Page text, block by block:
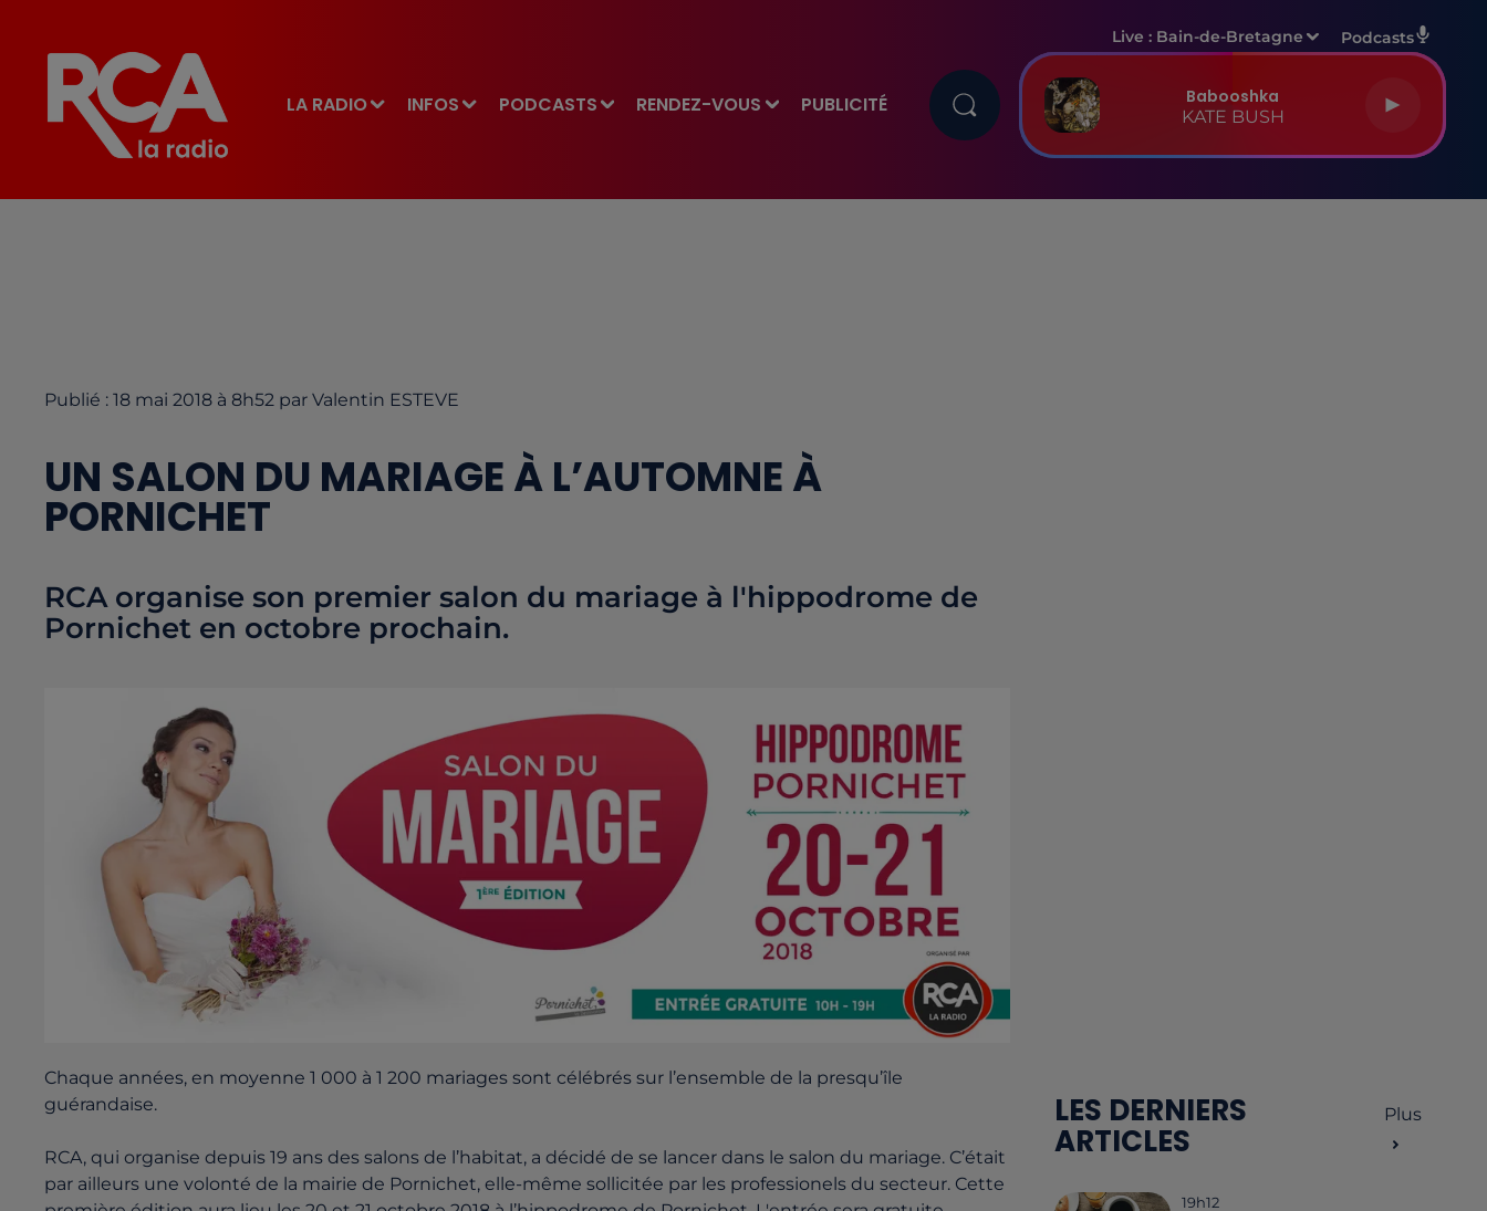
LA RADIO INFOS PODCASTS RENDEZ-VOUS PUBLICITÉ
Live : Bain-de-Bretagne Podcasts
Babooshka
KATE BUSH
Publié : 18 mai 2018 à 8h52 par Valentin ESTEVE
UN SALON DU MARIAGE À L’AUTOMNE À
PORNICHET
RCA organise son premier salon du mariage à l'hippodrome de
Pornichet en octobre prochain.
Chaque années, en moyenne 1 000 à 1 200 mariages sont célébrés sur l’ensemble de la presqu’île
guérandaise.
RCA, qui organise depuis 19 ans des salons de l’habitat, a décidé de se lancer dans le salon du mariage. C’était
par ailleurs une volonté de la mairie de Pornichet, elle-même sollicitée par les professionels du secteur. Cette
LES DERNIERS
ARTICLES
Plus
19h12